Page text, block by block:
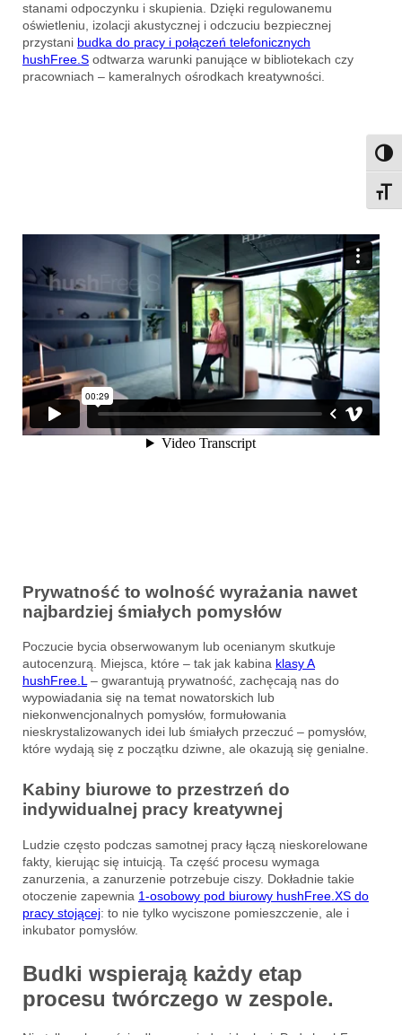
stanami odpoczynku i skupienia. Dzięki regulowanemu
oświetleniu, izolacji akustycznej i odczuciu bezpiecznej
przystani budka do pracy i połączeń telefonicznych
hushFree.S odtwarza warunki panujące w bibliotekach czy
pracowniach – kameralnych ośrodkach kreatywności.
Prywatność to wolność wyrażania nawet
najbardziej śmiałych pomysłów
Poczucie bycia obserwowanym lub ocenianym skutkuje
autocenzurą. Miejsca, które – tak jak kabina klasy A
hushFree.L– gwarantują prywatność, zachęcają nas do
wypowiadania się na temat nowatorskich lub
niekonwencjonalnych pomysłów, formułowania
nieskrystalizowanych idei lub śmiałych przeczuć – pomysłów,
które wydają się z początku dziwne, ale okazują się genialne.
Kabiny biurowe to przestrzeń do
indywidualnej pracy kreatywnej
Ludzie często podczas samotnej pracy łączą nieskorelowane
fakty, kierując się intuicją. Ta część procesu wymaga
zanurzenia, a zanurzenie potrzebuje ciszy. Dokładnie takie
otoczenie zapewnia 1-osobowy pod biurowy hushFree.XS do
pracy stojącej: to nie tylko wyciszone pomieszczenie, ale i
inkubator pomysłów.
Budki wspierają każdy etap
procesu twórczego w zespole.